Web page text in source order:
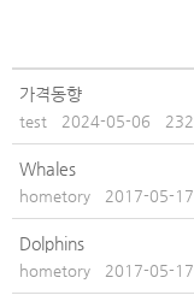
가격동향
test 2024-05-06 232
Whales
hometory 2017-05-17
Dolphins
hometory 2017-05-17